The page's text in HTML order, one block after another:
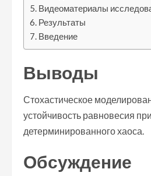
Видеоматериалы
Результаты
Введение
Выводы
Стохастическое
устойчивость равновесия при
детерминированного хаоса.
Обсуждение